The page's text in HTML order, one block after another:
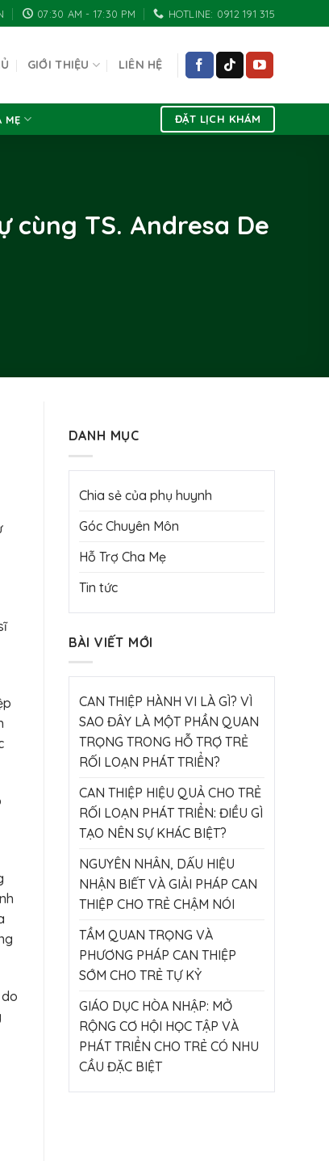
07:30 AM - 17:30 PM HOTLINE: 0912 191 315
GIỚI THIỆU LIÊN HỆ
MẸ ĐẶT LỊCH KHÁM
cùng TS. Andresa De
DANH MỤC
Chia sẻ của phụ huynh
Góc Chuyên Môn
Hỗ Trợ Cha Mẹ
Tin tức
BÀI VIẾT MỚI
CAN THIỆP HÀNH VI LÀ GÌ? VÌ
SAO ĐÂY LÀ MỘT PHẦN QUAN
TRỌNG TRONG HỖ TRỢ TRẺ
RỐI LOẠN PHÁT TRIỂN?
CAN THIỆP HIỆU QUẢ CHO TRẺ
RỐI LOẠN PHÁT TRIỂN: ĐIỀU GÌ
TẠO NÊN SỰ KHÁC BIỆT?
NGUYÊN NHÂN, DẤU HIỆU
NHẬN BIẾT VÀ GIẢI PHÁP CAN
THIỆP CHO TRẺ CHẬM NÓI
TẦM QUAN TRỌNG VÀ
PHƯƠNG PHÁP CAN THIỆP
SỚM CHO TRẺ TỰ KỶ
GIÁO DỤC HÒA NHẬP: MỞ
RỘNG CƠ HỘI HỌC TẬP VÀ
PHÁT TRIỂN CHO TRẺ CÓ NHU
CẦU ĐẶC BIỆT